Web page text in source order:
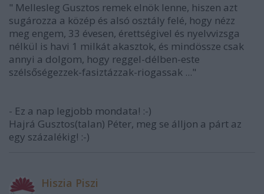
" Mellesleg Gusztos remek elnök lenne, hiszen azt
sugározza a közép és alsó osztály felé, hogy nézz
meg engem, 33 évesen, érettségivel és nyelvvizsga
nélkül is havi 1 milkát akasztok, és mindössze csak
annyi a dolgom, hogy reggel-délben-este
szélsőségezzek-fasiztázzak-riogassak ..."
- Ez a nap legjobb mondata! :-)
Hajrá Gusztos(talan) Péter, meg se álljon a párt az
egy százalékig! :-)
Hiszia Piszi